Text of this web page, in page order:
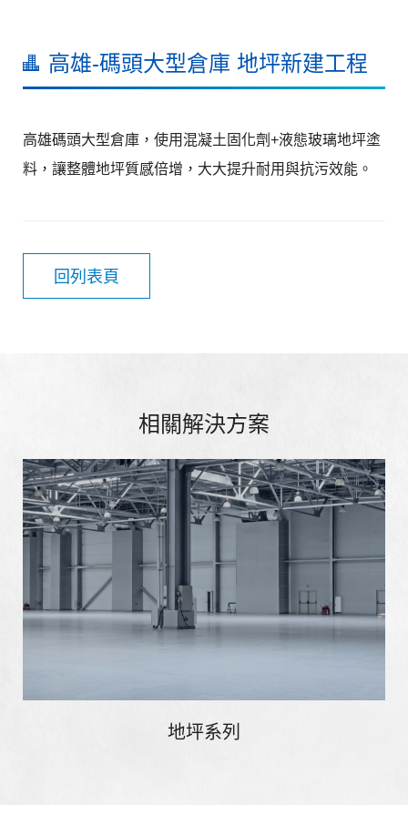
高雄-碼頭大型倉庫 地坪新建工程
高雄碼頭大型倉庫，使用混凝土固化劑+液態玻璃地坪塗
料，讓整體地坪質感倍增，大大提升耐用與抗污效能。
回列表頁
相關解決方案
地坪系列